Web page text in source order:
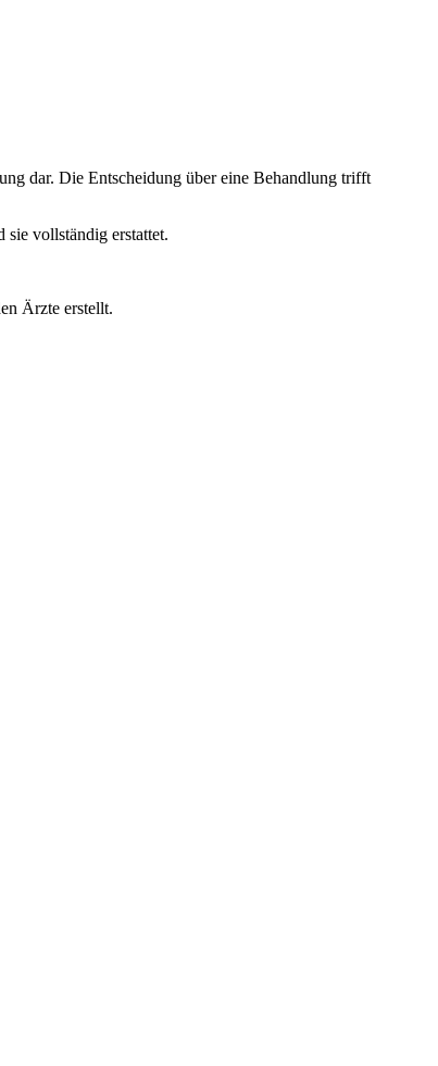
dar. Die Entscheidung über eine Behandlung trifft
vollständig erstattet.
Ärzte erstellt.